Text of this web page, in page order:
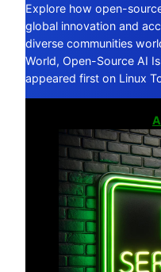
Explore how open-
global innovation and
diverse communities
World, Open-Source AI
appeared first on Linux